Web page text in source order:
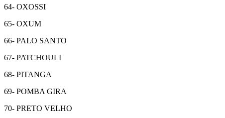
64- OXOSSI
65- OXUM
66- PALO SANTO
67- PATCHOULI
68- PITANGA
69- POMBA GIRA
70- PRETO VELHO